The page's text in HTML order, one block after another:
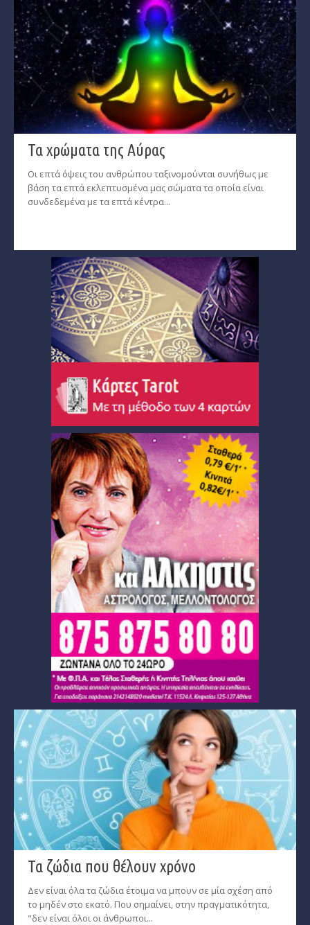
Τα χρώματα της Αύρας
Οι επτά όψεις του ανθρώπου ταξινομούνται συνήθως με
βάση τα επτά εκλεπτυσμένα μας σώματα τα οποία είναι
συνδεδεμένα με τα επτά κέντρα...
Τα ζώδια που θέλουν χρόνο
Δεν είναι όλα τα ζώδια έτοιμα να μπουν σε μία σχέση από
το μηδέν στο εκατό. Που σημαίνει, στην πραγματικότητα,
"δεν είναι όλοι οι άνθρωποι...